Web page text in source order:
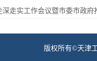
版权所有©天津